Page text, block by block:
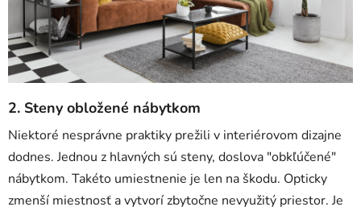
2. Steny obložené nábytkom
Niektoré nesprávne praktiky prežili v interiérovom dizajne
dodnes. Jednou z hlavných sú steny, doslova "obkľúčené"
nábytkom. Takéto umiestnenie je len na škodu. Opticky
zmenší miestnosť a vytvorí zbytočne nevyužitý priestor. Je